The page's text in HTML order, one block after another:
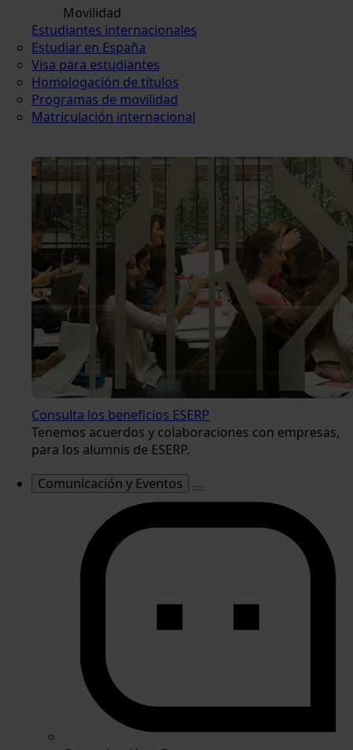
Movilidad
Estudiantes internacionales
Estudiar en España
Visa para estudiantes
Homologación de títulos
Programas de movilidad
Matriculación internacional
Consulta los beneficios ESERP
Tenemos acuerdos y colaboraciones con empresas,
para los alumnis de ESERP.
Comunicación y Eventos